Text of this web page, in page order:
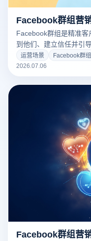
Facebook群组是精准
到他们、建立信任并引
却无人问津，而真正的
本文揭示Facebook群组
运营场景 Facebook群
2026.07.06